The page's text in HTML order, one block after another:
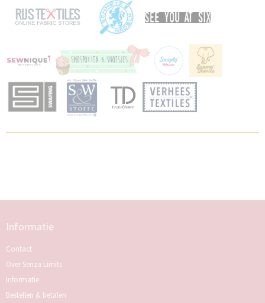
Informatie
Contact
Over Senza Limits
Informatie
Bestellen & betalen